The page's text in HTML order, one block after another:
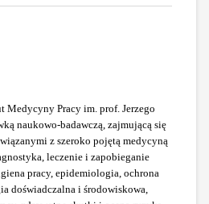
Medycyny Pracy im. prof. Jerzego
naukowo-badawczą, zajmującą się
z szeroko pojętą medycyną
leczenie i zapobieganie
pracy, epidemiologia, ochrona
doświadczalna i środowiskowa,